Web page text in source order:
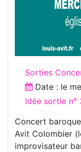
Sorties
Date : le
Idée sortie n°
Concert
Avit Colombier
improvisateur